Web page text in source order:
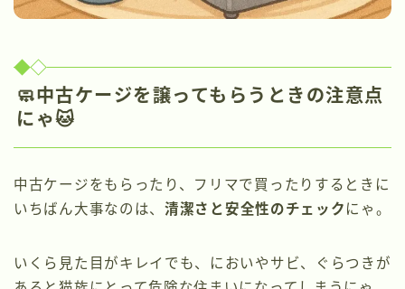
🧼中古ケージを譲ってもらうときの注意点
にゃ🐱
中古ケージをもらったり、フリマで買ったりするときに
いちばん大事なのは、 清潔さと安全性のチェック にゃ。
いくら見た目がキレイでも、においやサビ、ぐらつきが